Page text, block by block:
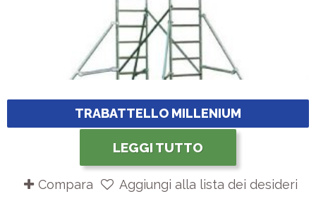
TRABATTELLO MILLENIUM
LEGGI TUTTO
Compara Aggiungi alla lista dei desideri